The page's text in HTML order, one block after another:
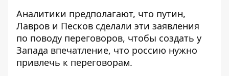
Аналитики предполагают, что путин,
Лавров и Песков сделали эти заявления
по поводу переговоров, чтобы создать у
Запада впечатление, что россию нужно
привлечь к переговорам.